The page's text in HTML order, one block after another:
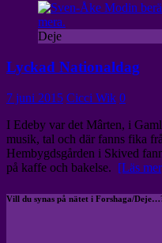
Deje
Lyckad Nationaldag
7 juni 2015 Cicci Wik 0
I Edeby var det Mârten, i
musik, tal och där fanns fika
Hembygdsgården i Skived
på kaffe och bakelse. [Läs
Vill du synas på nätet i Forshaga/